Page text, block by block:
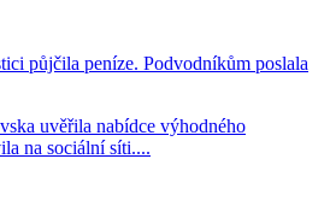
půjčila peníze. Podvodníkům poslala
uvěřila nabídce výhodného
na sociální síti....